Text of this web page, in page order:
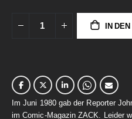
IN DEN
Im Juni 1980 gab der Reporter
im Comic-Magazin ZACK. Leider